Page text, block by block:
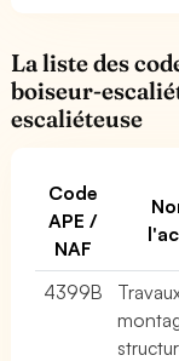
La liste des
boiseur-
escaliéteuse
Code
APE /
NAF
4399B